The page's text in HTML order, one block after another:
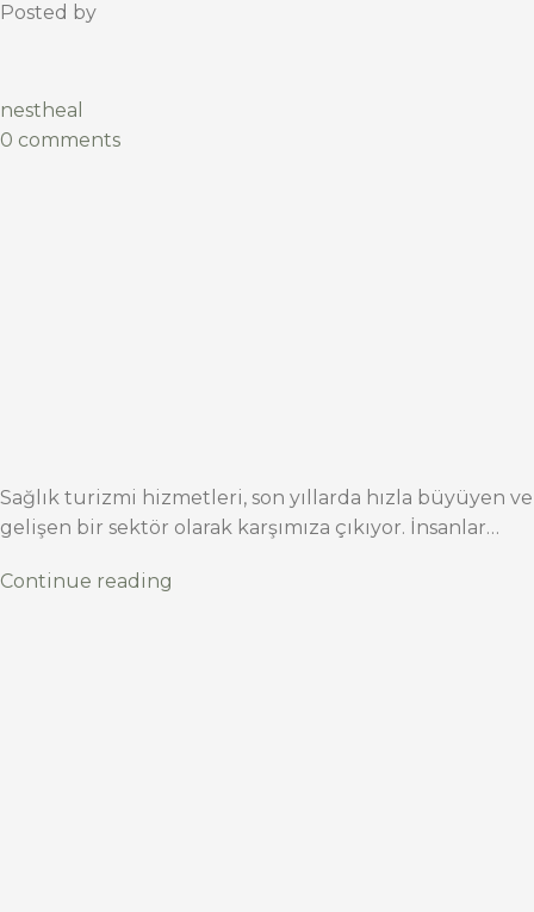
Posted by
nestheal
0 comments
Sağlık turizmi hizmetleri, son yıllarda hızla büyüyen ve
gelişen bir sektör olarak karşımıza çıkıyor. İnsanlar…
Continue reading